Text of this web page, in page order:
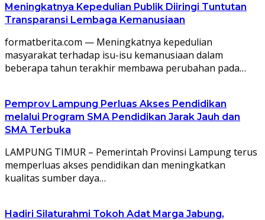
Meningkatnya Kepedulian Publik Diiringi Tuntutan
Transparansi Lembaga Kemanusiaan
formatberita.com — Meningkatnya kepedulian
masyarakat terhadap isu-isu kemanusiaan dalam
beberapa tahun terakhir membawa perubahan pada…
Pemprov Lampung Perluas Akses Pendidikan
melalui Program SMA Pendidikan Jarak Jauh dan
SMA Terbuka
LAMPUNG TIMUR – Pemerintah Provinsi Lampung terus
memperluas akses pendidikan dan meningkatkan
kualitas sumber daya…
Hadiri Silaturahmi Tokoh Adat Marga Jabung,